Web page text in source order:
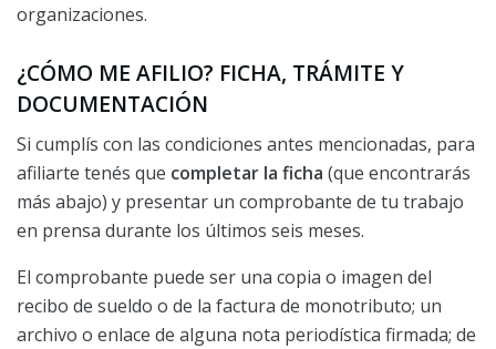
organizaciones.
¿CÓMO ME AFILIO? FICHA, TRÁMITE Y
DOCUMENTACIÓN
Si cumplís con las condiciones antes mencionadas, para
afiliarte tenés que completar la ficha (que encontrarás
más abajo) y presentar un comprobante de tu trabajo
en prensa durante los últimos seis meses.
El comprobante puede ser una copia o imagen del
recibo de sueldo o de la factura de monotributo; un
archivo o enlace de alguna nota periodística firmada; de